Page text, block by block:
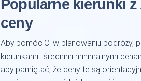
Popularne kierunki
ceny
Aby pomóc Ci w planowaniu podróży,
kierunkami i średnimi minimalnymi
aby pamiętać, że ceny te są